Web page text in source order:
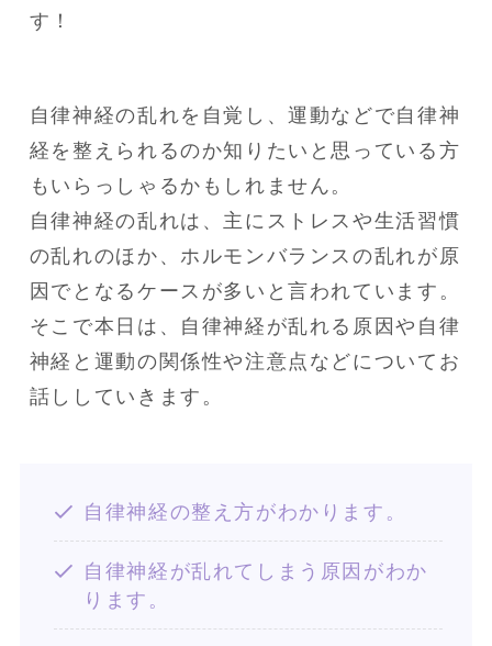
す！
自律神経の乱れを自覚し、運動などで自律神
経を整えられるのか知りたいと思っている方
もいらっしゃるかもしれません。
自律神経の乱れは、主にストレスや生活習慣
の乱れのほか、ホルモンバランスの乱れが原
因でとなるケースが多いと言われています。
そこで本日は、自律神経が乱れる原因や自律
神経と運動の関係性や注意点などについてお
話ししていきます。
自律神経の整え方がわかります。
自律神経が乱れてしまう原因がわか
ります。